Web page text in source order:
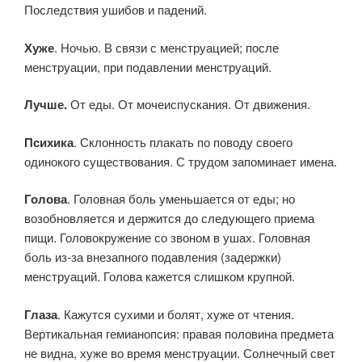
Последствия ушибов и падений.
Хуже. Ночью. В связи с менструацией; после
менструации, при подавлении менструаций.
Лучше.От еды. От мочеиспускания. От движения.
Психика. Склонность плакать по поводу своего
одинокого существования. С трудом запоминает имена.
Голова. Головная боль уменьшается от еды; но
возобновляется и держится до следующего приема
пищи. Головокружение со звоном в ушах. Головная
боль из-за внезапного подавления (задержки)
менструаций. Голова кажется слишком крупной.
Глаза. Кажутся сухими и болят, хуже от чтения.
Вертикальная гемианопсия: правая половина предмета
не видна, хуже во время менструации. Солнечный свет